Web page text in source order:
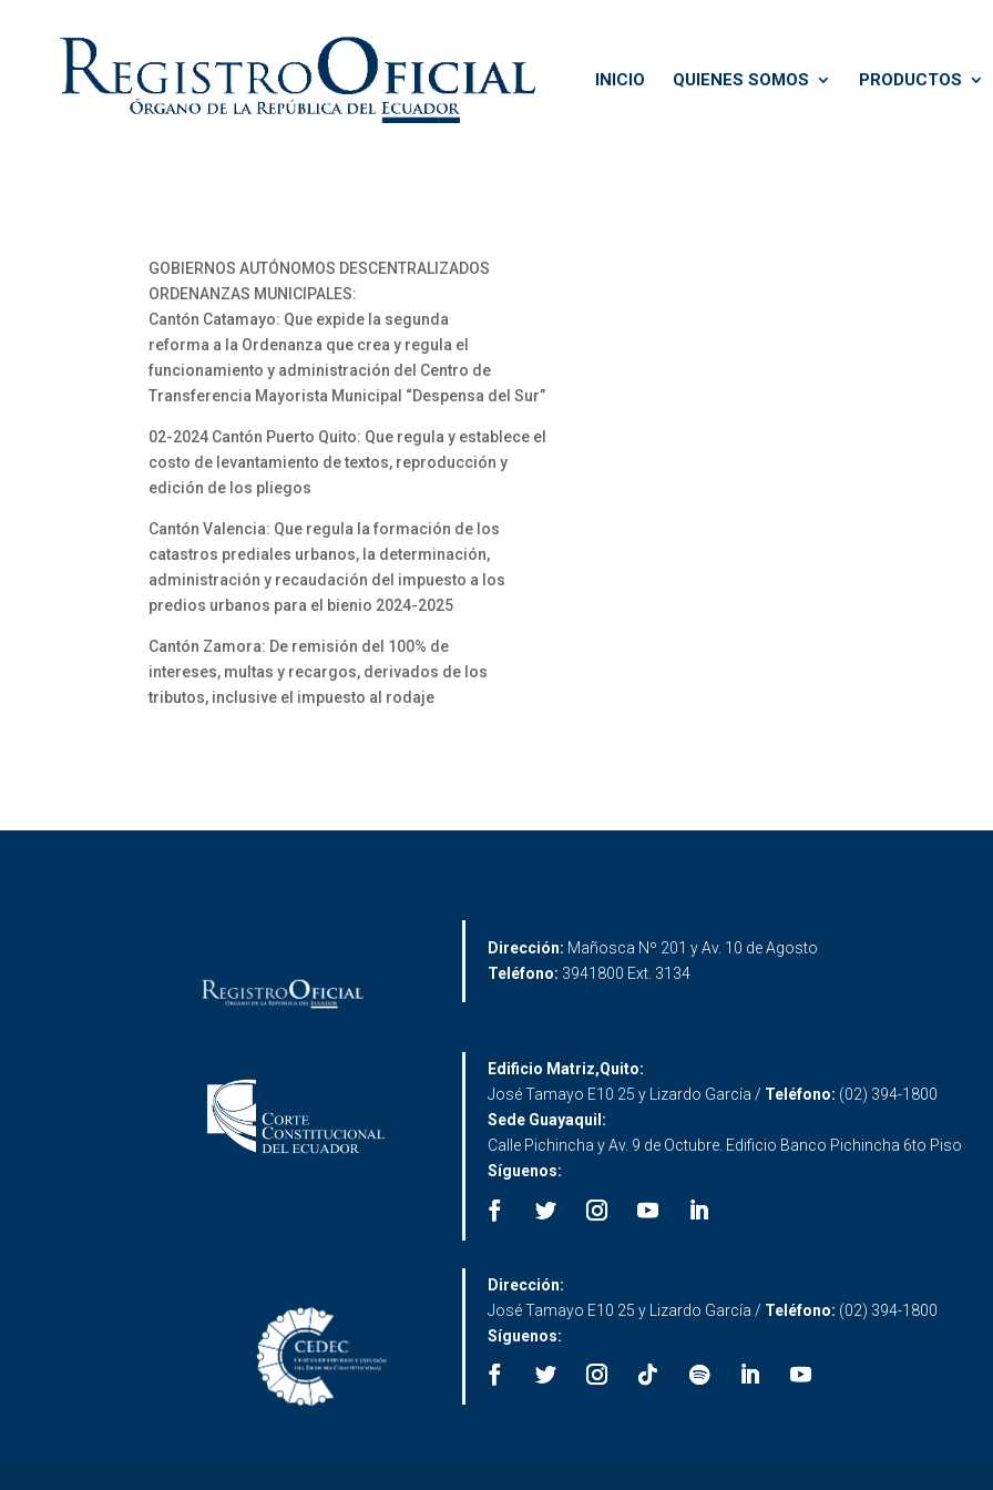
INICIO QUIENES SOMOS PRODUCTOS
GOBIERNOS AUTÓNOMOS DESCENTRALIZADOS
ORDENANZAS MUNICIPALES:
Cantón Catamayo: Que expide la segunda
reforma a la Ordenanza que crea y regula el
funcionamiento y administración del Centro de
Transferencia Mayorista Municipal “Despensa del Sur”
02-2024 Cantón Puerto Quito: Que regula y establece el
costo de levantamiento de textos, reproducción y
edición de los pliegos
Cantón Valencia: Que regula la formación de los
catastros prediales urbanos, la determinación,
administración y recaudación del impuesto a los
predios urbanos para el bienio 2024-2025
Cantón Zamora: De remisión del 100% de
intereses, multas y recargos, derivados de los
tributos, inclusive el impuesto al rodaje
Dirección: Mañosca Nº 201 y Av. 10 de Agosto
Teléfono: 3941800 Ext. 3134
Edificio Matriz,Quito:
José Tamayo E10 25 y Lizardo García / Teléfono: (02) 394-1800
Sede Guayaquil:
Calle Pichincha y Av. 9 de Octubre. Edificio Banco Pichincha 6to Piso
Síguenos:
Dirección:
José Tamayo E10 25 y Lizardo García / Teléfono: (02) 394-1800
Síguenos: